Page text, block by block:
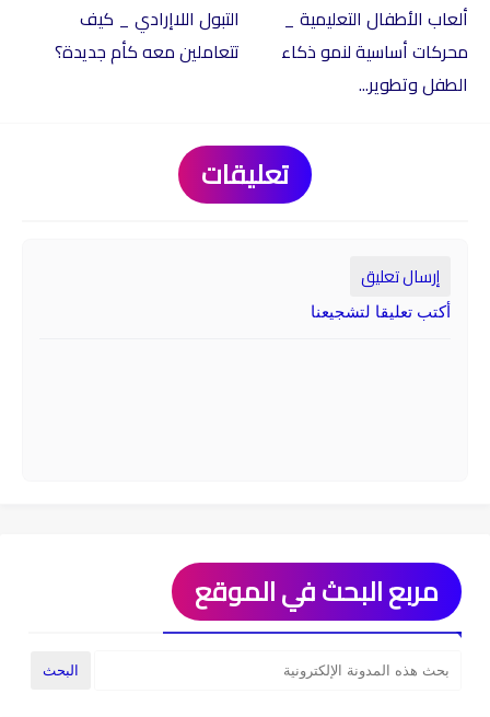
ألعاب الأطفال التعليمية _
محركات أساسية لنمو ذكاء
الطفل وتطوير...
التبول اللاإرادي _ كيف
تتعاملين معه كأم جديدة؟
تعليقات
إرسال تعليق
أكتب تعليقا لتشجيعنا
مربع البحث في الموقع